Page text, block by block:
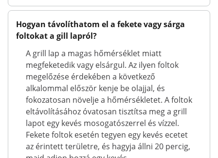
Hogyan távolíthatom el a fekete vagy sárga
foltokat a gill lapról?
A grill lap a magas hőmérséklet miatt
megfeketedik vagy elsárgul. Az ilyen foltok
megelőzése érdekében a következő
alkalommal először kenje be olajjal, és
fokozatosan növelje a hőmérsékletet. A foltok
eltávolításához óvatosan tisztítsa meg a grill
lapot egy kevés mosogatószerrel és vízzel.
Fekete foltok esetén tegyen egy kevés ecetet
az érintett területre, és hagyja állni 20 percig,